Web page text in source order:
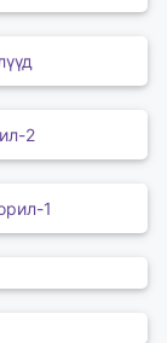
2
1